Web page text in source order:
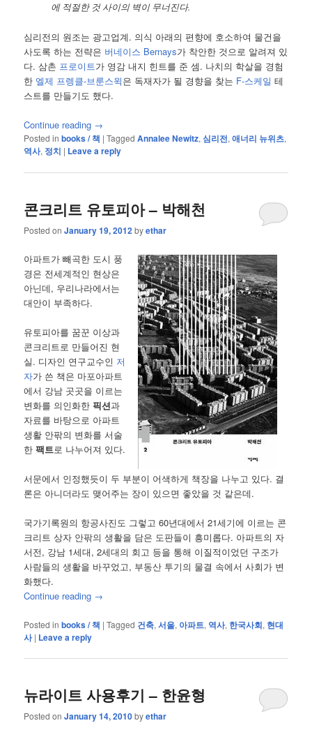
에 적절한 것 사이의 벽이 무너진다.
심리전의 원조는 광고업계. 의식 아래의 편향에 호소하여 물건을
사도록 하는 전략은 버네이스 Bernays가 착안한 것으로 알려져 있
다. 삼촌 프로이트가 영감 내지 힌트를 준 셈. 나치의 학살을 경험
한엘제 프렝클-브룬스윅은 독재자가 될 경향을 찾는 F-스케일 테
스트를 만들기도 했다.
Continue reading →
Posted in books / 책 |Tagged Annalee Newitz,심리전,애너리 뉴위츠,
역사, 정치 | Leave a reply
콘크리트 유토피아 – 박해천
Posted onJanuary 19, 2012byethar
아파트가 빼곡한 도시 풍
경은 전세계적인 현상은
아닌데, 우리나라에서는
대안이 부족하다.
유토피아를 꿈꾼 이상과
콘크리트로 만들어진 현
실. 디자인 연구교수인 저
자가 쓴 책은 마포아파트
에서 강남 곳곳을 이르는
변화를 의인화한 픽션과
자료를 바탕으로 아파트
생활 안팎의 변화를 서술
한팩트로 나누어져 있다.
서문에서 인정했듯이 두 부분이 어색하게 책장을 나누고 있다. 결
론은 아니더라도 맺어주는 장이 있으면 좋았을 것 같은데.
국가기록원의 항공사진도 그렇고 60년대에서 21세기에 이르는 콘
크리트 상자 안팎의 생활을 담은 도판들이 흥미롭다. 아파트의 자
서전, 강남 1세대, 2세대의 회고 등을 통해 이질적이었던 구조가
사람들의 생활을 바꾸었고, 부동산 투기의 물결 속에서 사회가 변
화했다.
Continue reading →
Posted in books / 책 |Tagged 건축,서울, 아파트, 역사, 한국사회, 현대
사 | Leave a reply
뉴라이트 사용후기 – 한윤형
Posted onJanuary 14, 2010byethar